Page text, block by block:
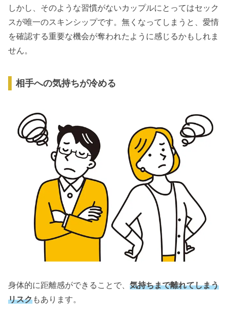
しかし、そのような習慣がないカップルにとってはセック
スが唯一のスキンシップです。無くなってしまうと、愛情
を確認する重要な機会が奪われたように感じるかもしれま
せん。
相手への気持ちが冷める
身体的に距離感ができることで、 気持ちまで離れてしまう
リスクもあります。